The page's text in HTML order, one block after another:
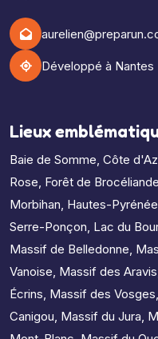
Développé à Nantes
Lieux
Baie de Somme, Côte
Rose, Forêt de Brocéliande
Morbihan, Hautes-
Serre-Ponçon, Lac du
Massif de Belledonne,
Vanoise, Massif des Aravis
Écrins, Massif des Vosges,
Canigou, Massif du Jura,